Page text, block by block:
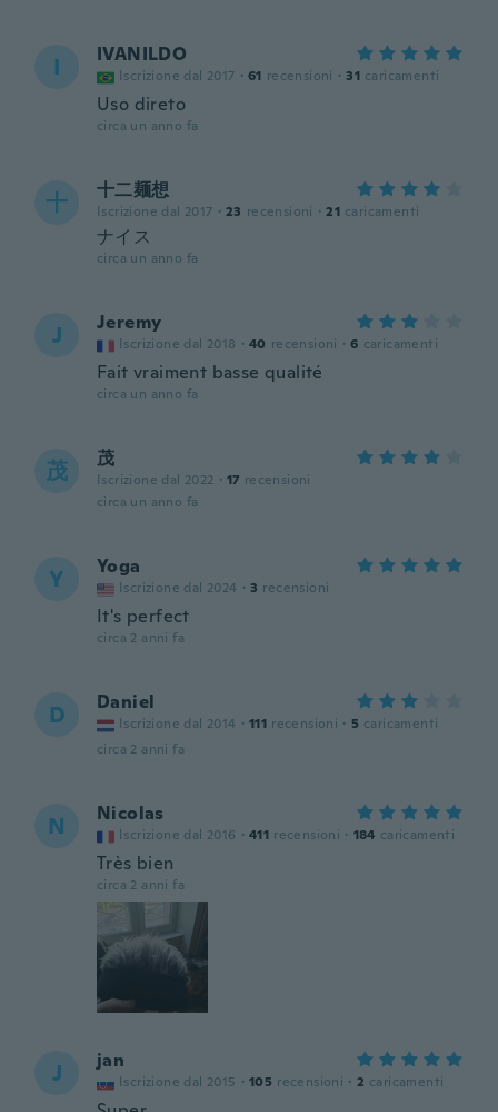
I IVANILDO
Iscrizione dal 2017 · 61 recensioni · 31 caricamenti
Uso direto
circa un anno fa
十 十二麺想
Iscrizione dal 2017 · 23 recensioni · 21 caricamenti
ナイス
circa un anno fa
J Jeremy
Iscrizione dal 2018 · 40 recensioni · 6 caricamenti
Fait vraiment basse qualité
circa un anno fa
茂 茂
Iscrizione dal 2022 · 17 recensioni
circa un anno fa
Y Yoga
Iscrizione dal 2024 · 3 recensioni
It's perfect
circa 2 anni fa
D Daniel
Iscrizione dal 2014 · 111 recensioni · 5 caricamenti
circa 2 anni fa
N Nicolas
Iscrizione dal 2016 · 411 recensioni · 184 caricamenti
Très bien
circa 2 anni fa
J jan
Iscrizione dal 2015 · 105 recensioni · 2 caricamenti